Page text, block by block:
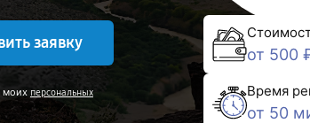
заявку
моих персональных
от 500
Время
от 50